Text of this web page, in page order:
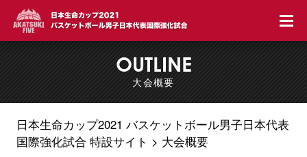
OUTLINE
大会概要
日本生命カップ2021 バスケットボール男子日本代表
国際強化試合 特設サイト
大会概要